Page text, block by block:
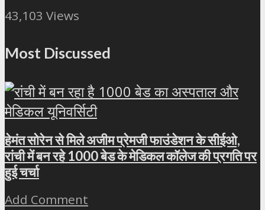
43,103 Views
Most Discussed
हेमंत सोरेन से मिले अजीम प्रेमजी फाउंडेशन के सीईओ,
रांची में बन रहे 1000 बेड के मेडिकल कॉलेज की प्रगति पर
हुई चर्चा
Add Comment